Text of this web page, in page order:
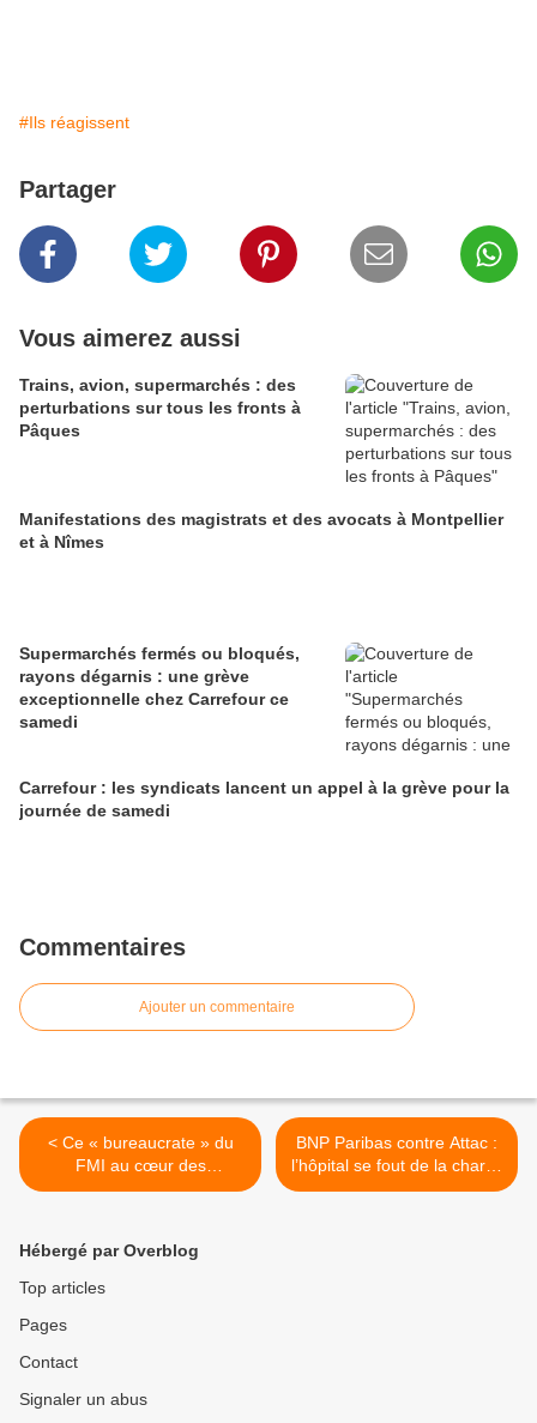
#Ils réagissent
Partager
Vous aimerez aussi
Trains, avion, supermarchés : des
perturbations sur tous les fronts à
Pâques
Manifestations des magistrats et des avocats à Montpellier
et à Nîmes
Supermarchés fermés ou bloqués,
rayons dégarnis : une grève
exceptionnelle chez Carrefour ce
samedi
Carrefour : les syndicats lancent un appel à la grève pour la
journée de samedi
Commentaires
Ajouter un commentaire
< Ce « bureaucrate » du
FMI au cœur des
négociations avec la Grèce
BNP Paribas contre Attac :
l’hôpital se fout de la charité
>
Hébergé par Overblog
Top articles
Pages
Contact
Signaler un abus